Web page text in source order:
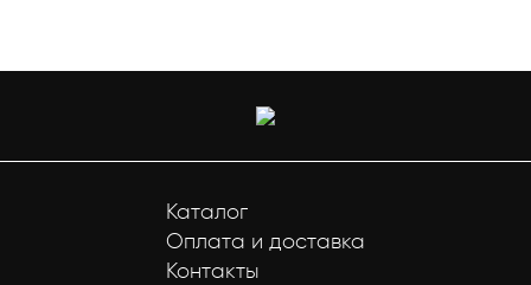
Каталог
Оплата и доставка
Контакты